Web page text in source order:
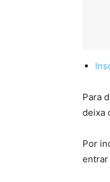
Para
deixa
Por
entrar